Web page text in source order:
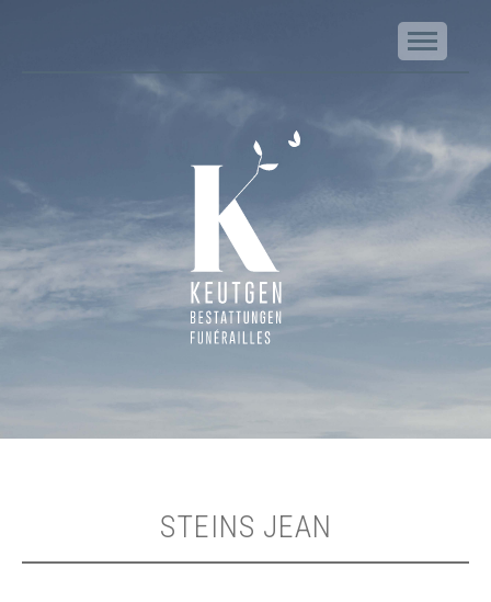
Keutgen | Bestattungen - Funérailles
STEINS JEAN